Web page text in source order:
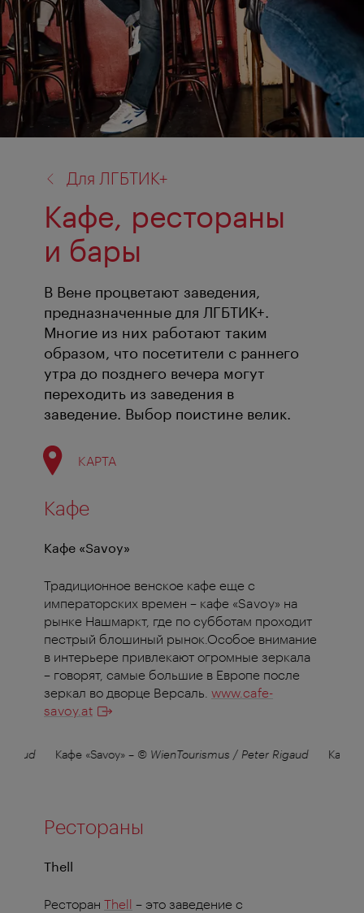
Для ЛГБТИК+
Кафе, рестораны
и бары
В Вене процветают заведения,
предназначенные для ЛГБТИК+.
Многие из них работают таким
образом, что посетители с раннего
утра до позднего вечера могут
переходить из заведения в
заведение. Выбор поистине велик.
КАРТА
Кафе
Кафе «Savoy»
Традиционное венское кафе еще с
императорских времен – кафе «Savoy» на
рынке Нашмаркт, где по субботам проходит
пестрый блошиный рынок.Особое внимание
в интерьере привлекают огромные зеркала
– говорят, самые большие в Европе после
зеркал во дворце Версаль. www.cafe-
savoy.at
Кафе «Savoy»– © WienTourismus / Peter Rigaud Кафе
Рестораны
Thell
Ресторан Thell – это заведение с